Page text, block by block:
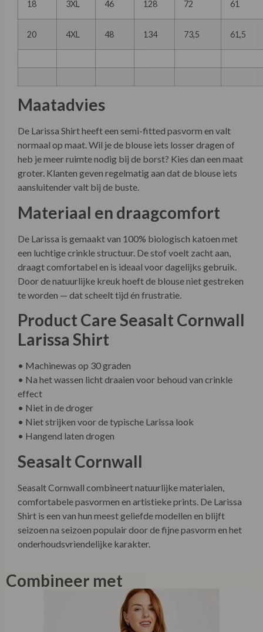
18 3XL 46 128 72 61
20 4XL 48 134 73,5 61,5
Maatadvies
De Larissa Shirt heeft een semi-fitted pasvorm en valt
normaal op maat. Wil je de blouse iets losser dragen of
heb je meer ruimte nodig bij de borst? Kies dan een maat
groter. Klanten geven regelmatig aan dat de blouse iets
aansluitender valt bij de buste.
Materiaal en draagcomfort
De Larissa is gemaakt van 100% biologisch katoen met
een luchtige crinkle structuur. De stof voelt zacht aan,
draagt comfortabel en is ideaal voor dagelijks gebruik.
Door de natuurlijke kreuk hoeft de blouse niet gestreken
te worden — dat scheelt tijd én frustratie.
Product Care Seasalt Cornwall
Larissa Shirt
• Machinewas op 30 graden
• Na het wassen licht draaien voor behoud van crinkle
effect
• Niet in de droger
• Niet strijken voor de typische Larissa look
• Hangend laten drogen
Seasalt Cornwall
Seasalt Cornwall combineert natuurlijke materialen,
comfortabele pasvormen en artistieke prints. De Larissa
Shirt is een van hun meest geliefde modellen en blijft
seizoen na seizoen populair door de fijne pasvorm en het
onderhoudsvriendelijke karakter.
Combineer met